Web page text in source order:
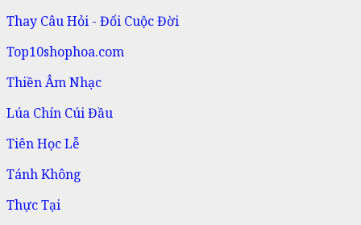
Thay Câu Hỏi - Đổi Cuộc Đời
Top10shophoa.com
Thiền Âm Nhạc
Lúa Chín Cúi Đầu
Tiên Học Lễ
Tánh Không
Thực Tại